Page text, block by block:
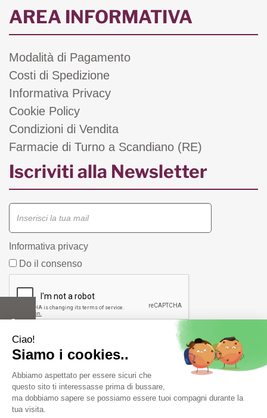
AREA INFORMATIVA
Modalità di Pagamento
Costi di Spedizione
Informativa Privacy
Cookie Policy
Condizioni di Vendita
Farmacie di Turno a Scandiano (RE)
Iscriviti alla Newsletter
Informativa privacy
Do il consenso
Farmacia Fiorentini snc di Bergonzi Vittorio e C.Piazza
Duca D'Aosta, 1/A 42019 Scandiano ( RE) -